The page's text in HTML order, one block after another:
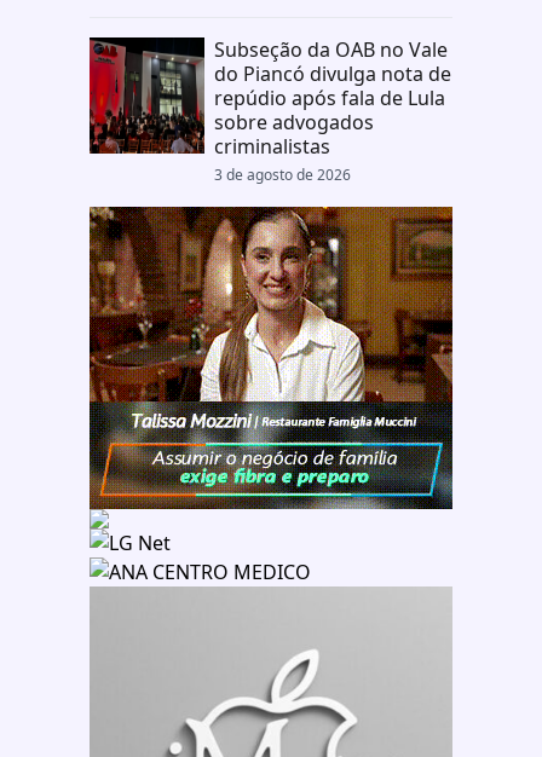
Subseção da OAB no Vale
do Piancó divulga nota de
repúdio após fala de Lula
sobre advogados
criminalistas
3 de agosto de 2026